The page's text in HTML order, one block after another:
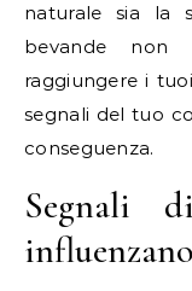
naturale sia la
bevande non
raggiungere i
segnali del tuo
conseguenza.
Segnali